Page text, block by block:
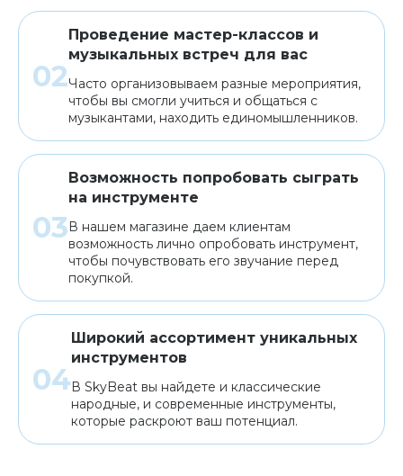
Проведение мастер-классов и
музыкальных встреч для вас
Часто организовываем разные мероприятия,
чтобы вы смогли учиться и общаться с
музыкантами, находить единомышленников.
Возможность попробовать сыграть
на инструменте
В нашем магазине даем клиентам
возможность лично опробовать инструмент,
чтобы почувствовать его звучание перед
покупкой.
Широкий ассортимент уникальных
инструментов
В SkyBeat вы найдете и классические
народные, и современные инструменты,
которые раскроют ваш потенциал.